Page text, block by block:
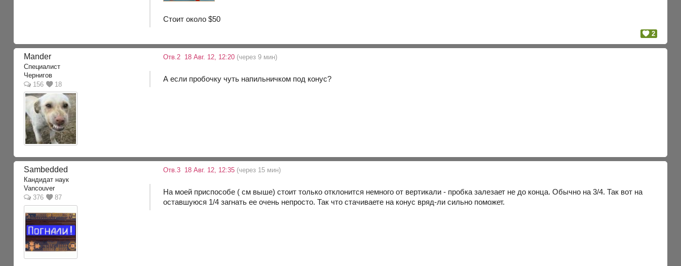
Стоит около $50
2
Mander
Специалист
Чернигов
156
18
Отв.2 18 Авг. 12, 12:20 (через 9 мин)
А если пробочку чуть напильничком под конус?
Sambedded
Кандидат наук
Vancouver
376
87
Отв.3 18 Авг. 12, 12:35 (через 15 мин)
На моей приспособе ( см выше) стоит только отклонится немного от вертикали - пробка залезает не до конца. Обычно на 3/4. Так вот на
оставшуюся 1/4 загнать ее очень непросто. Так что стачиваете на конус вряд-ли сильно поможет.